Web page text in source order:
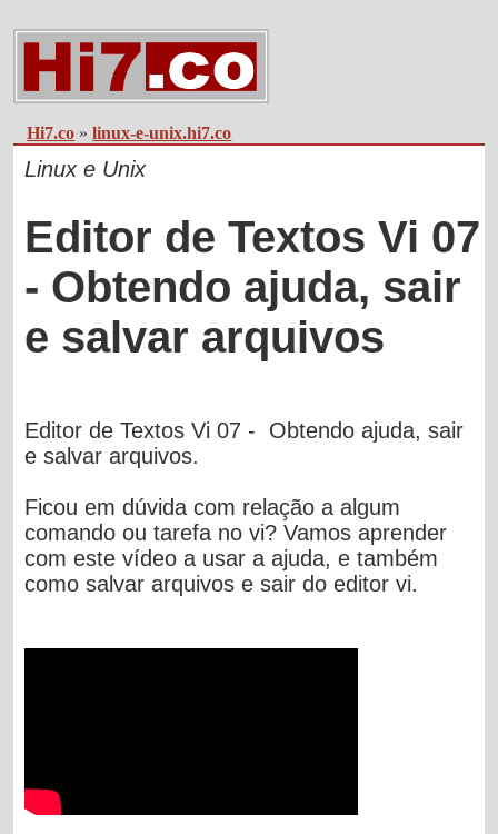
Hi7.co »linux-e-unix.hi7.co
Linux e Unix
Editor de Textos Vi 07
- Obtendo ajuda, sair
e salvar arquivos
Editor de Textos Vi 07 - Obtendo ajuda, sair
e salvar arquivos.
Ficou em dúvida com relação a algum
comando ou tarefa no vi? Vamos aprender
com este vídeo a usar a ajuda, e também
como salvar arquivos e sair do editor vi.